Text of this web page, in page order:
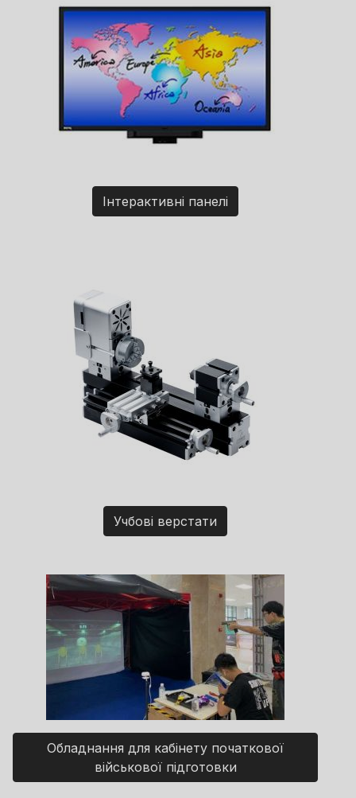
Інтерактивні панелі
Учбові верстати
Обладнання для кабінету початкової
військової підготовки